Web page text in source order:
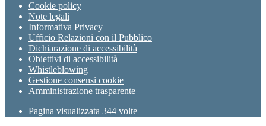
Cookie policy
Note legali
Informativa Privacy
Ufficio Relazioni con il Pubblico
Dichiarazione di accessibilità
Obiettivi di accessibilità
Whistleblowing
Gestione consensi cookie
Amministrazione trasparente
Pagina visualizzata 344 volte